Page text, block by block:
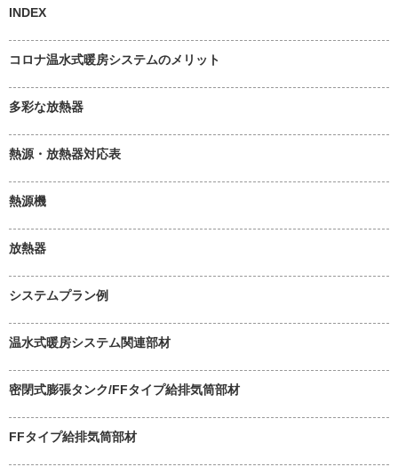
INDEX
コロナ温水式暖房システムのメリット
多彩な放熱器
熱源・放熱器対応表
熱源機
放熱器
システムプラン例
温水式暖房システム関連部材
密閉式膨張タンク/FFタイプ給排気筒部材
FFタイプ給排気筒部材